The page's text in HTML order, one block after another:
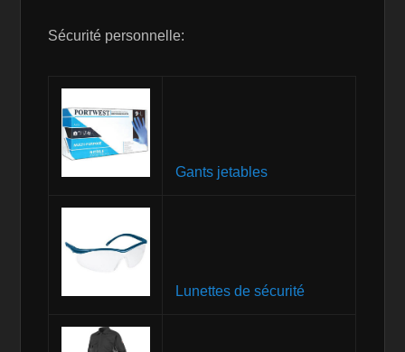
Sécurité personnelle:
Gants jetables
Lunettes de sécurité